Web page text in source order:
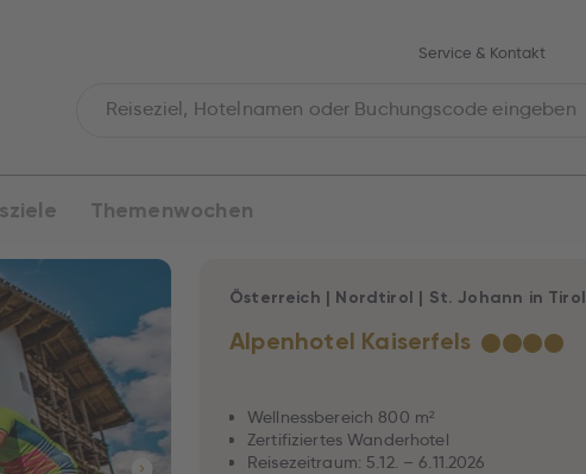
Service & Kontakt
Themenwochen
Alpenhotel Kaiserfels ★★★★
Österreich | Nordtirol | St. Johann in Tirol
Wellnessbereich 800 m²
Zertifiziertes Wanderhotel
Reisezeitraum: 5.12. – 6.11.2026